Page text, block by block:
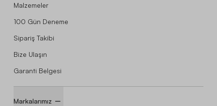
Malzemeler
100 Gün Deneme
Sipariş Takibi
Bize Ulaşın
Garanti Belgesi
Markalarımız